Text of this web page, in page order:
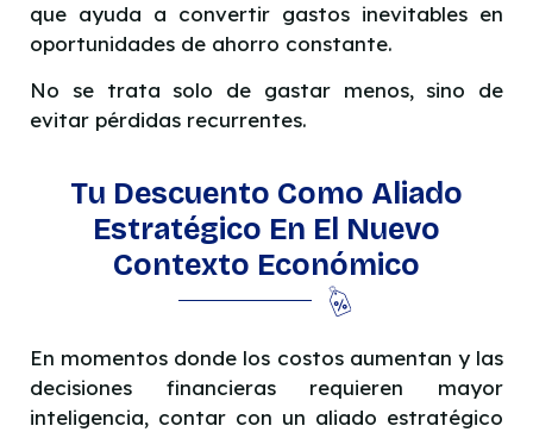
que ayuda a convertir gastos inevitables en
oportunidades de ahorro constante.
No se trata solo de gastar menos, sino de
evitar pérdidas recurrentes.
Tu Descuento Como Aliado
Estratégico En El Nuevo
Contexto Económico
En momentos donde los costos aumentan y las
decisiones financieras requieren mayor
inteligencia, contar con un aliado estratégico